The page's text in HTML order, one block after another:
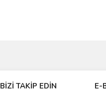
BİZİ TAKİP EDİN E-